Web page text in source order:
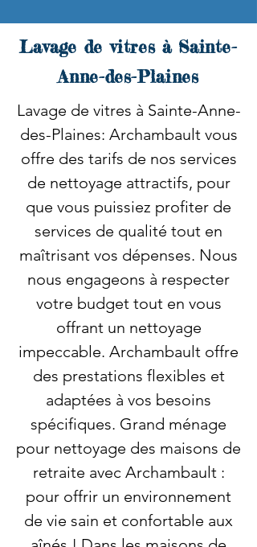
Lavage de vitres à Sainte-
Anne-des-Plaines
Lavage de vitres à Sainte-Anne-
des-Plaines: Archambault vous
offre des tarifs de nos services
de nettoyage attractifs, pour
que vous puissiez profiter de
services de qualité tout en
maîtrisant vos dépenses. Nous
nous engageons à respecter
votre budget tout en vous
offrant un nettoyage
impeccable. Archambault offre
des prestations flexibles et
adaptées à vos besoins
spécifiques. Grand ménage
pour nettoyage des maisons de
retraite avec Archambault :
pour offrir un environnement
de vie sain et confortable aux